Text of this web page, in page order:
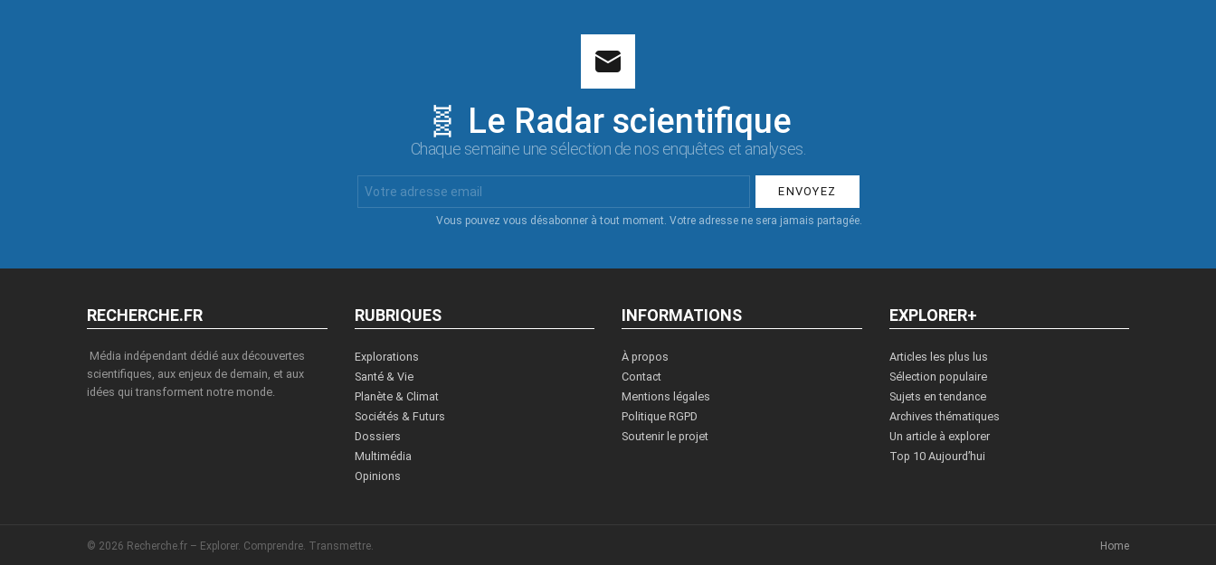
🧬 Le Radar scientifique
Chaque semaine une sélection de nos enquêtes et analyses.
Email
:
Vous pouvez vous désabonner à tout moment. Votre adresse ne sera jamais partagée.
RECHERCHE.FR
Média indépendant dédié aux découvertes
scientifiques, aux enjeux de demain, et aux
idées qui transforment notre monde.
RUBRIQUES
Explorations
Santé & Vie
Planète & Climat
Sociétés & Futurs
Dossiers
Multimédia
Opinions
INFORMATIONS
À propos
Contact
Mentions légales
Politique RGPD
Soutenir le projet
EXPLORER+
Articles les plus lus
Sélection populaire
Sujets en tendance
Archives thématiques
Un article à explorer
Top 10 Aujourd’hui
© 2026 Recherche.fr – Explorer. Comprendre. Transmettre. Home